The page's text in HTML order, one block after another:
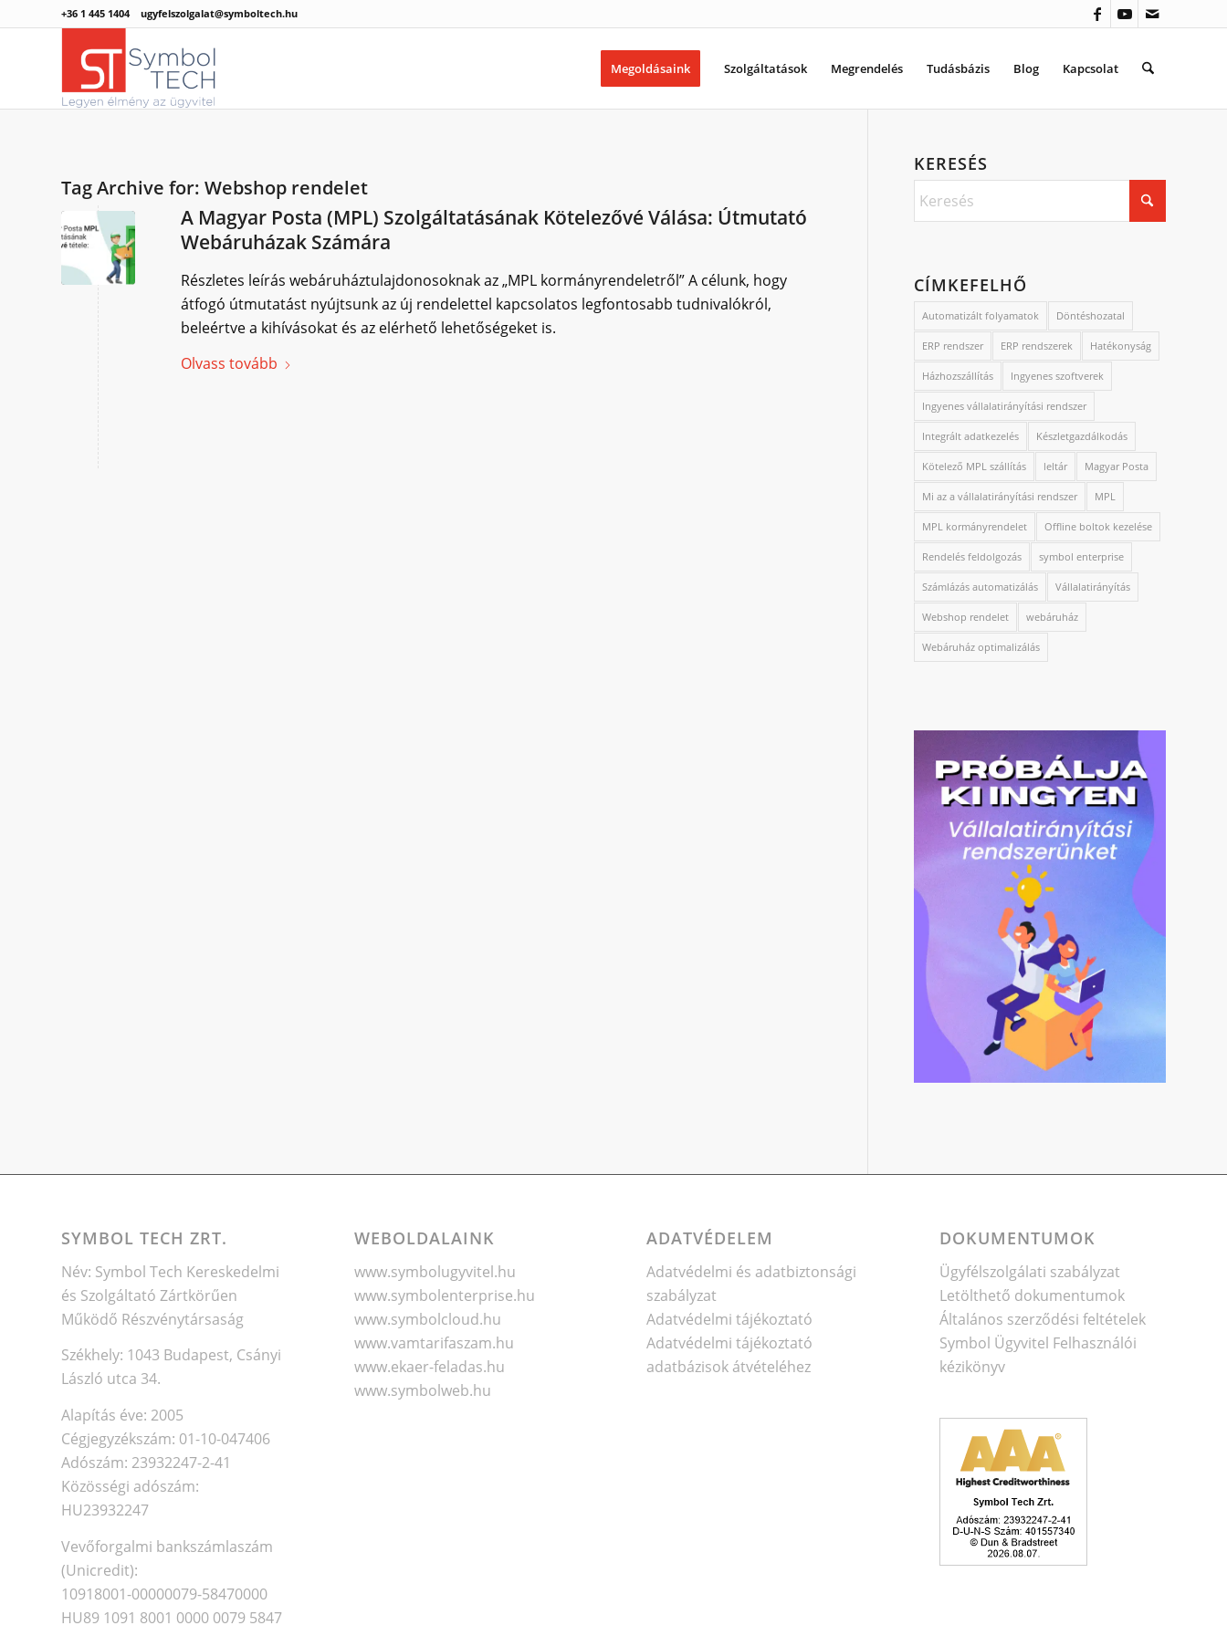
+36 1 445 1404 ugyfelszolgalat@symboltech.hu
Megoldásaink Szolgáltatások Megrendelés Tudásbázis Blog Kapcsolat
Tag Archive for: Webshop rendelet
A Magyar Posta (MPL) Szolgáltatásának Kötelezővé Válása: Útmutató
Webáruházak Számára
Részletes leírás webáruháztulajdonosoknak az „MPL kormányrendeletről” A célunk, hogy
átfogó útmutatást nyújtsunk az új rendelettel kapcsolatos legfontosabb tudnivalókról,
beleértve a kihívásokat és az elérhető lehetőségeket is.
Olvass tovább
KERESÉS
CÍMKEFELHŐ
Automatizált folyamatok Döntéshozatal
ERP rendszer ERP rendszerek Hatékonyság
Házhozszállítás Ingyenes szoftverek
Ingyenes vállalatirányítási rendszer
Integrált adatkezelés Készletgazdálkodás
Kötelező MPL szállítás leltár Magyar Posta
Mi az a vállalatirányítási rendszer MPL
MPL kormányrendelet Offline boltok kezelése
Rendelés feldolgozás symbol enterprise
Számlázás automatizálás Vállalatirányítás
Webshop rendelet webáruház
Webáruház optimalizálás
SYMBOL TECH ZRT.
Név: Symbol Tech Kereskedelmi
és Szolgáltató Zártkörűen
Működő Részvénytársaság
Székhely: 1043 Budapest, Csányi
László utca 34.
Alapítás éve: 2005
Cégjegyzékszám: 01-10-047406
Adószám: 23932247-2-41
Közösségi adószám:
HU23932247
Vevőforgalmi bankszámlaszám
(Unicredit):
10918001-00000079-58470000
HU89 1091 8001 0000 0079 5847
WEBOLDALAINK
www.symbolugyvitel.hu
www.symbolenterprise.hu
www.symbolcloud.hu
www.vamtarifaszam.hu
www.ekaer-feladas.hu
www.symbolweb.hu
ADATVÉDELEM
Adatvédelmi és adatbiztonsági
szabályzat
Adatvédelmi tájékoztató
Adatvédelmi tájékoztató
adatbázisok átvételéhez
DOKUMENTUMOK
Ügyfélszolgálati szabályzat
Letölthető dokumentumok
Általános szerződési feltételek
Symbol Ügyvitel Felhasználói
kézikönyv